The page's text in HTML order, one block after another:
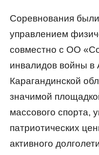
Соревнования
управлением
совместно с ОО
инвалидов войны в
Карагандинской
значимой
массового спорта,
патриотических
активного